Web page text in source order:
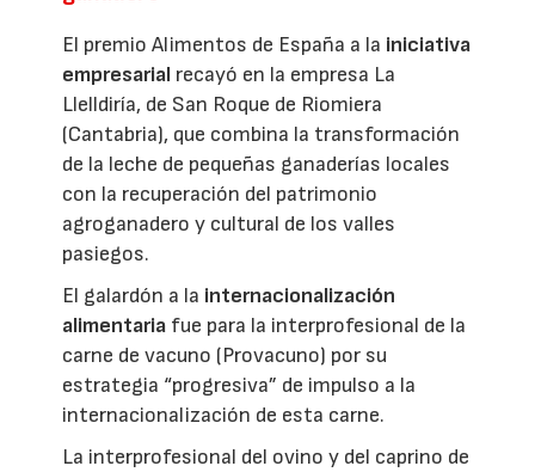
El premio Alimentos de España a la iniciativa
empresarial recayó en la empresa La
Llelldiría, de San Roque de Riomiera
(Cantabria), que combina la transformación
de la leche de pequeñas ganaderías locales
con la recuperación del patrimonio
agroganadero y cultural de los valles
pasiegos.
El galardón a la internacionalización
alimentaria fue para la interprofesional de la
carne de vacuno (Provacuno) por su
estrategia “progresiva” de impulso a la
internacionalización de esta carne.
La interprofesional del ovino y del caprino de